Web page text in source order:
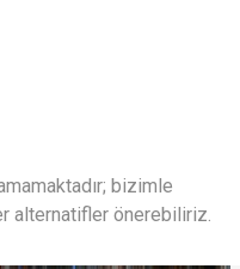
bizimle
alternatifler önerebiliriz.